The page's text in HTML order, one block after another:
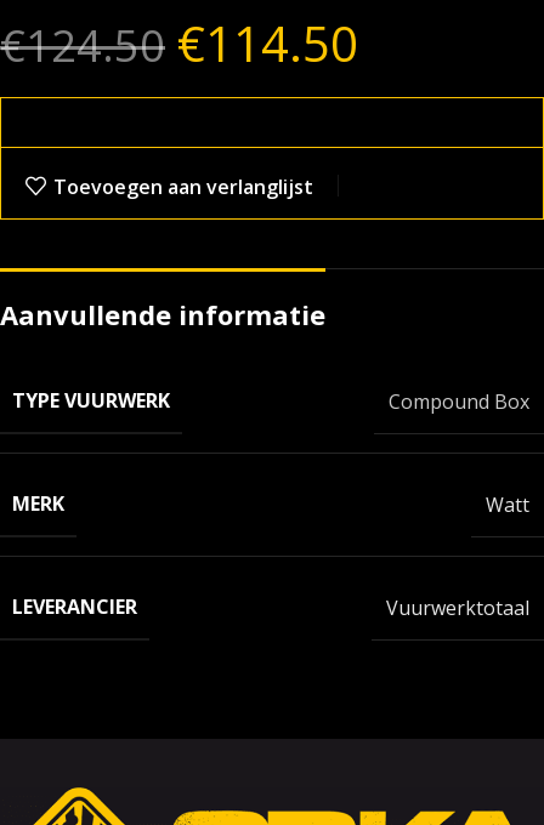
€124.50 €114.50
Toevoegen aan verlanglijst
Aanvullende informatie
TYPE VUURWERK Compound Box
MERK Watt
LEVERANCIER Vuurwerktotaal